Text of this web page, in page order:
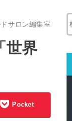
サロン編集室
世界
Pocket